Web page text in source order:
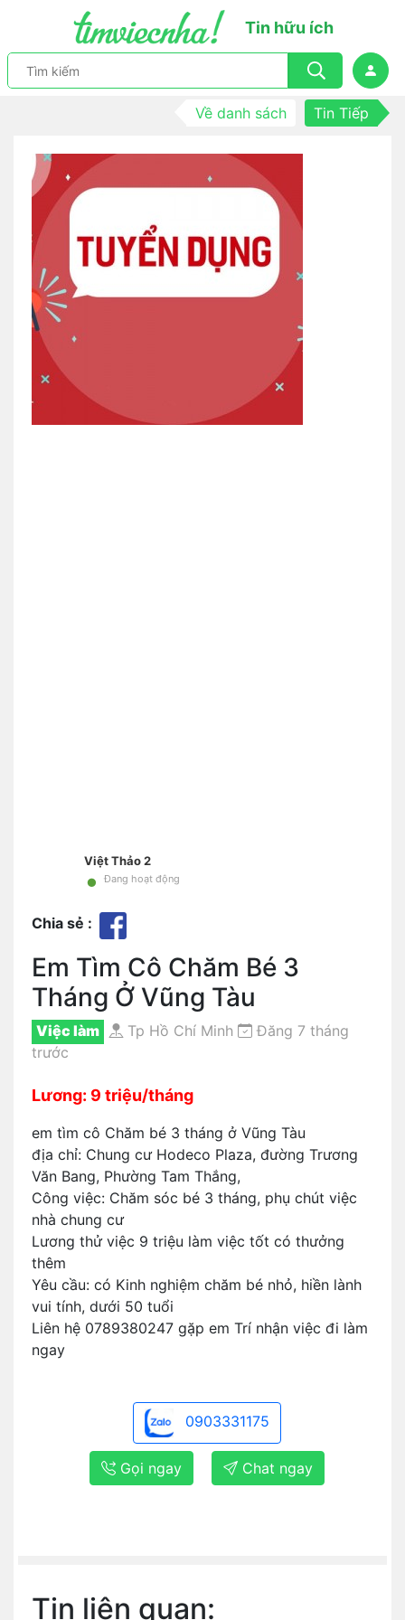
Tin hữu ích
Về danh sách Tin Tiếp
Việt Thảo 2
• Đang hoạt động
Chia sẻ :
Em Tìm Cô Chăm Bé 3
Tháng Ở Vũng Tàu
Việc làm Tp Hồ Chí Minh
Đăng 7 tháng
trước
Lương: 9 triệu/tháng
em tìm cô Chăm bé 3 tháng ở Vũng Tàu
địa chỉ: Chung cư Hodeco Plaza, đường Trương
Văn Bang, Phường Tam Thắng,
Công việc: Chăm sóc bé 3 tháng, phụ chút việc
nhà chung cư
Lương thử việc 9 triệu làm việc tốt có thưởng
thêm
Yêu cầu: có Kinh nghiệm chăm bé nhỏ, hiền lành
vui tính, dưới 50 tuổi
Liên hệ 0789380247 gặp em Trí nhận việc đi làm
ngay
0903331175
Gọi ngay Chat ngay
Tin liên quan: